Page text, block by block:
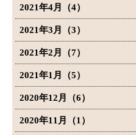
2021年4月（4）
2021年3月（3）
2021年2月（7）
2021年1月（5）
2020年12月（6）
2020年11月（1）